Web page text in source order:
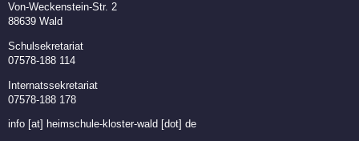
Von-Weckenstein-Str. 2
88639 Wald
Schulsekretariat
07578-188 114
Internatssekretariat
07578-188 178
info [at] heimschule-kloster-wald [dot] de